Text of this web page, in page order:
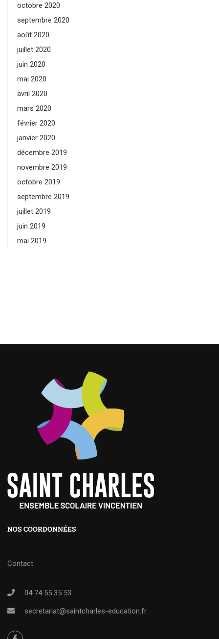
octobre 2020
septembre 2020
août 2020
juillet 2020
juin 2020
mai 2020
avril 2020
mars 2020
février 2020
janvier 2020
décembre 2019
novembre 2019
octobre 2019
septembre 2019
juillet 2019
juin 2019
mai 2019
NOS COORDONNÉES
Contact
04 74 55 35 53
secretariat@saintcharles-education.fr